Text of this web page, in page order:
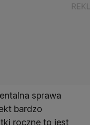
sprawa
bardzo
roczne to jest